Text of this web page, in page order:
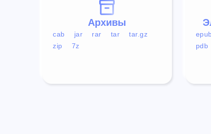
pdb
Архивы
cab jar rar tar
tar.gz
zip
7z